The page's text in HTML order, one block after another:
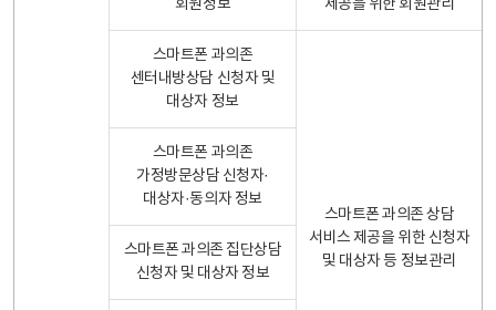
회원정보
제공을 위한 회원관리
스마트폰 과의존
센터내방상담 신청자 및
대상자 정보
스마트폰 과의존 상담
서비스 제공을 위한 신청자
및 대상자 등 정보관리
스마트폰 과의존
가정방문상담 신청자·
대상자·동의자 정보
스마트폰 과의존 집단상담
신청자 및 대상자 정보